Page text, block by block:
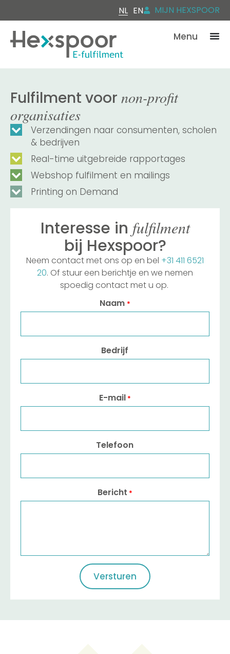
NL EN MIJN HEXSPOOR
Menu
Fulfilment voor non-profit
organisaties
Verzendingen naar consumenten, scholen
& bedrijven
Real-time uitgebreide rapportages
Webshop fulfilment en mailings
Printing on Demand
Interesse in fulfilment
bij Hexspoor?
Neem contact met ons op en bel +31 411 6521
20. Of stuur een berichtje en we nemen
spoedig contact met u op.
Naam *
Bedrijf
E-mail *
Telefoon
Bericht *